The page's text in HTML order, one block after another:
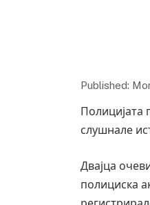
Published:
Полицијата
слушнале
Двајца
полициска